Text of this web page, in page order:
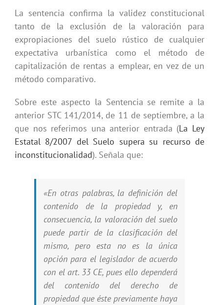
La sentencia confirma la validez constitucional
tanto de la exclusión de la valoración para
expropiaciones del suelo rústico de cualquier
expectativa urbanística como el método de
capitalización de rentas a emplear, en vez de un
método comparativo.
Sobre este aspecto la Sentencia se remite a la
anterior STC 141/2014, de 11 de septiembre, a la
que nos referimos una anterior entrada (La Ley
Estatal 8/2007 del Suelo supera su recurso de
inconstitucionalidad). Señala que:
«En otras palabras, la definición del
contenido de la propiedad y, en
consecuencia, la valoración del suelo
puede partir de la clasificación del
mismo, pero esta no es la única
opción para el legislador de acuerdo
con el art. 33 CE, pues ello dependerá
del contenido del derecho de
propiedad que éste previamente haya